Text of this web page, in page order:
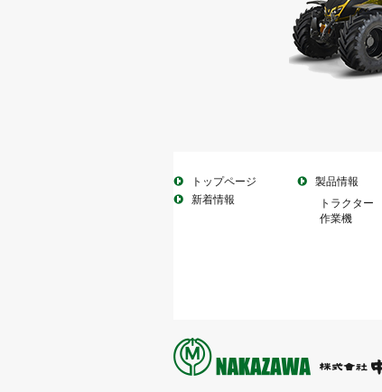
トップページ
新着情報
製品情報
トラクター
作業機